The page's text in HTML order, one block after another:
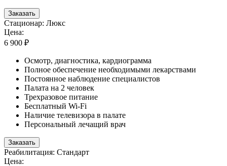
Заказать
Стационар: Люкс
Цена:
6 900 ₽
Осмотр, диагностика, кардиограмма
Полное обеспечение необходимыми лекарствами
Постоянное наблюдение специалистов
Палата на 2 человек
Трехразовое питание
Бесплатный Wi-Fi
Наличие телевизора в палате
Персональный лечащий врач
Заказать
Реабилитация: Стандарт
Цена: